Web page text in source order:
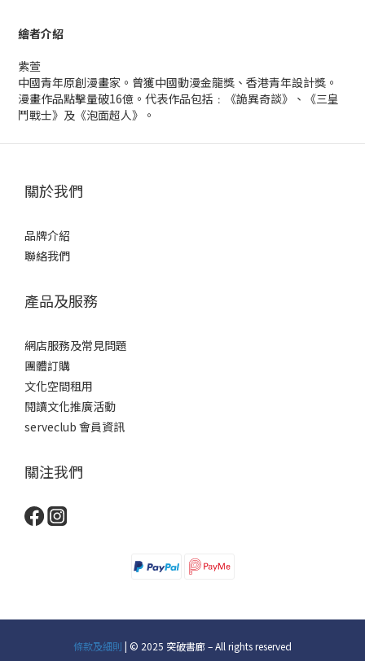
繪者介紹
紫萱
中國青年原創漫畫家。曾獲中國動漫金龍獎、香港青年設計獎。
漫畫作品點擊量破16億。代表作品包括﹕《詭異奇談》、《三皇
鬥戰士》及《泡面超人》。
關於我們
品牌介紹
聯絡我們
產品及服務
網店服務及常見問題
團體訂購
文化空間租用
閱讀文化推廣活動
serveclub 會員資訊
關注我們
條款及細則 | © 2025 突破書廊 – All rights reserved